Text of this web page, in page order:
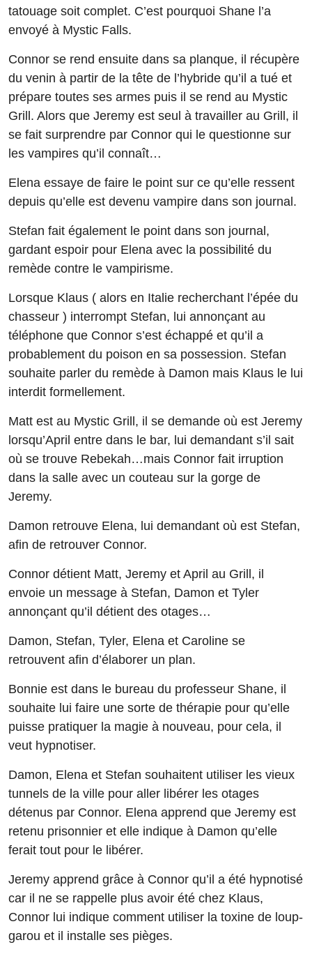
tatouage soit complet. C’est pourquoi Shane l’a
envoyé à Mystic Falls.
Connor se rend ensuite dans sa planque, il récupère
du venin à partir de la tête de l’hybride qu’il a tué et
prépare toutes ses armes puis il se rend au Mystic
Grill. Alors que Jeremy est seul à travailler au Grill, il
se fait surprendre par Connor qui le questionne sur
les vampires qu’il connaît…
Elena essaye de faire le point sur ce qu’elle ressent
depuis qu’elle est devenu vampire dans son journal.
Stefan fait également le point dans son journal,
gardant espoir pour Elena avec la possibilité du
remède contre le vampirisme.
Lorsque Klaus ( alors en Italie recherchant l’épée du
chasseur ) interrompt Stefan, lui annonçant au
téléphone que Connor s’est échappé et qu’il a
probablement du poison en sa possession. Stefan
souhaite parler du remède à Damon mais Klaus le lui
interdit formellement.
Matt est au Mystic Grill, il se demande où est Jeremy
lorsqu’April entre dans le bar, lui demandant s’il sait
où se trouve Rebekah…mais Connor fait irruption
dans la salle avec un couteau sur la gorge de
Jeremy.
Damon retrouve Elena, lui demandant où est Stefan,
afin de retrouver Connor.
Connor détient Matt, Jeremy et April au Grill, il
envoie un message à Stefan, Damon et Tyler
annonçant qu’il détient des otages…
Damon, Stefan, Tyler, Elena et Caroline se
retrouvent afin d’élaborer un plan.
Bonnie est dans le bureau du professeur Shane, il
souhaite lui faire une sorte de thérapie pour qu’elle
puisse pratiquer la magie à nouveau, pour cela, il
veut hypnotiser.
Damon, Elena et Stefan souhaitent utiliser les vieux
tunnels de la ville pour aller libérer les otages
détenus par Connor. Elena apprend que Jeremy est
retenu prisonnier et elle indique à Damon qu’elle
ferait tout pour le libérer.
Jeremy apprend grâce à Connor qu’il a été hypnotisé
car il ne se rappelle plus avoir été chez Klaus,
Connor lui indique comment utiliser la toxine de loup-
garou et il installe ses pièges.